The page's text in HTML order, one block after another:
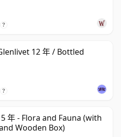
?
12 年 / Bottled
?
年 - Flora and Fauna (with
Wooden Box)